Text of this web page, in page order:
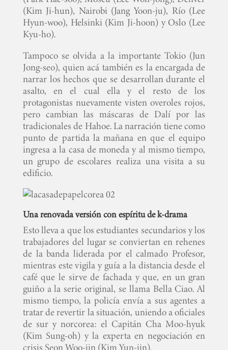
(Kim Ji-hun), Nairobi (Jang Yoon-ju), Río (Lee
Hyun-woo), Helsinki (Kim Ji-hoon) y Oslo (Lee
Kyu-ho).
Tampoco se olvida a la importante Tokio (Jun
Jong-seo), quien acá también es la encargada de
narrar los hechos que se desarrollan durante el
asalto, en el cual ella y el resto de los
protagonistas nuevamente visten overoles rojos,
pero cambian las máscaras de Dalí por las
tradicionales de Hahoe. La narración tiene como
punto de partida la mañana en que el equipo
ingresa a la casa de moneda y al mismo tiempo,
un grupo de escolares realiza una visita a su
edificio.
Una renovada versión con espíritu de k-drama
Esto lleva a que los estudiantes secundarios y los
trabajadores del lugar se conviertan en rehenes
de la banda liderada por el calmado Profesor,
mientras este vigila y guía a la distancia desde el
café que le sirve de fachada y que, en un gran
guiño a la serie original, se llama Bella Ciao. Al
mismo tiempo, la policía envía a sus agentes a
tratar de revertir la situación, uniendo a oficiales
de sur y norcorea: el Capitán Cha Moo-hyuk
(Kim Sung-oh) y la experta en negociación en
crisis Seon Woo-jin (Kim Yun-jin).